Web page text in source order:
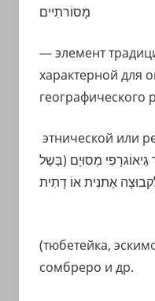
— элемент
характерной для
географического
этнической или
גֵיאוֹגרָפִי מְסוּיָם (בְּשֶל
(тюбетейка,
сомбреро и др.